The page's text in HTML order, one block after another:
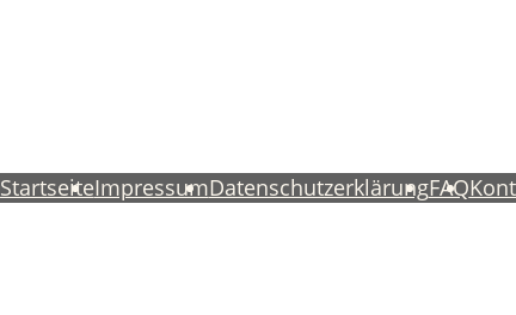
StartseiteImpressumDatenschutzerklärungFAQ